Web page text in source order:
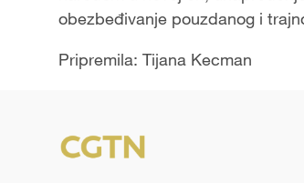
obezbeđivanje pouzdanog i
Pripremila: Tijana Kecman